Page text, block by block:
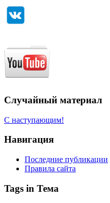
Случайный материал
С наступающим!
Навигация
Последние публикации
Правила сайта
Tags in Тема